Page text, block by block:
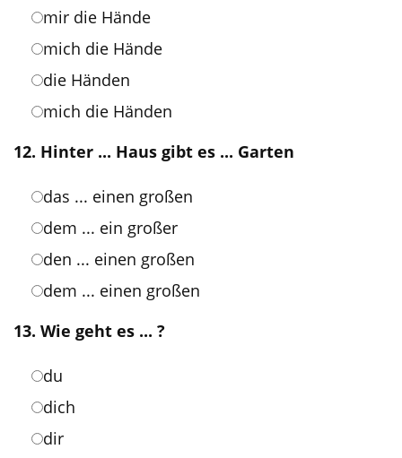
mir die Hände
mich die Hände
die Händen
mich die Händen
12. Hinter ... Haus gibt es ... Garten
das ... einen großen
dem ... ein großer
den ... einen großen
dem ... einen großen
13. Wie geht es ... ?
du
dich
dir